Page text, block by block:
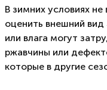
В зимних условиях
оценить внешний вид
или влага могут
ржавчины или
которые в другие